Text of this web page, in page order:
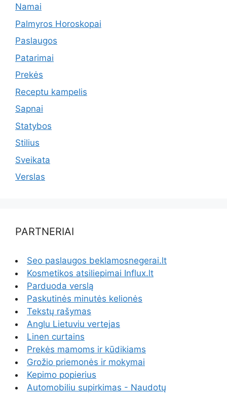
Namai
Palmyros Horoskopai
Paslaugos
Patarimai
Prekės
Receptu kampelis
Sapnai
Statybos
Stilius
Sveikata
Verslas
PARTNERIAI
Seo paslaugos beklamosnegerai.lt
Kosmetikos atsiliepimai Influx.lt
Parduoda verslą
Paskutinės minutės kelionės
Tekstų rašymas
Anglu Lietuviu vertejas
Linen curtains
Prekės mamoms ir kūdikiams
Grožio priemonės ir mokymai
Kepimo popierius
Automobiliu supirkimas - Naudotų